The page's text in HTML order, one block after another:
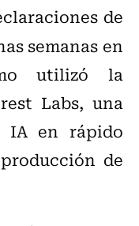
de
semanas en
utilizó la
Labs, una
IA en rápido
de